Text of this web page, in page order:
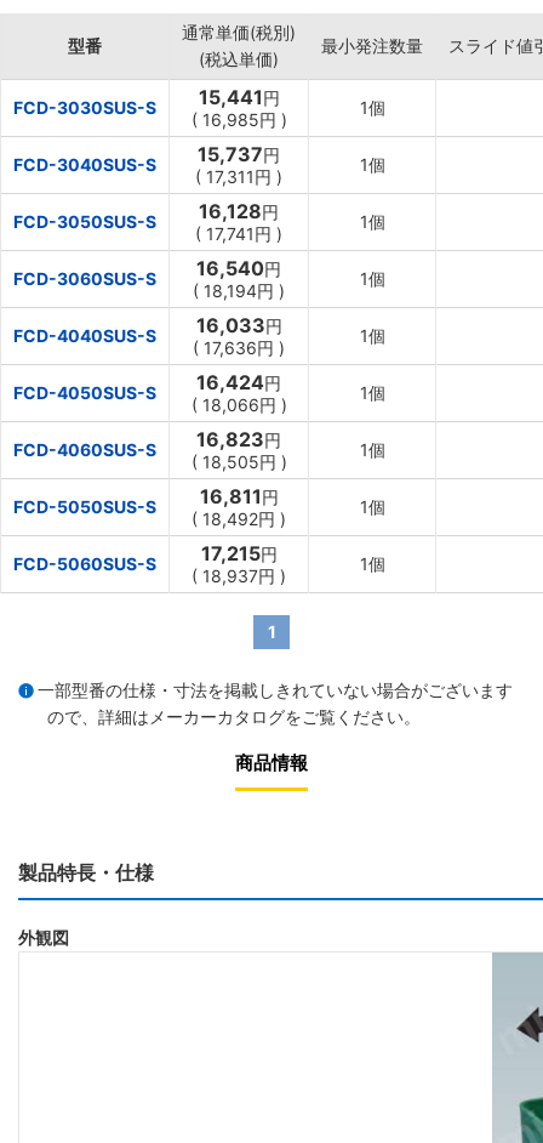
型番
通常単価(税別)
(税込単価)
最小発注数量 スライド値
FCD-3030SUS-S 15,441円
( 16,985円 )
1個
FCD-3040SUS-S 15,737円
( 17,311円 )
1個
FCD-3050SUS-S 16,128円
( 17,741円 )
1個
FCD-3060SUS-S 16,540円
( 18,194円 )
1個
FCD-4040SUS-S 16,033円
( 17,636円 )
1個
FCD-4050SUS-S 16,424円
( 18,066円 )
1個
FCD-4060SUS-S 16,823円
( 18,505円 )
1個
FCD-5050SUS-S 16,811円
( 18,492円 )
1個
FCD-5060SUS-S 17,215円
( 18,937円 )
1個
1
一部型番の仕様・寸法を掲載しきれていない場合がございます
ので、詳細は メーカーカタログをご覧ください。
商品情報
製品特長・仕様
外観図